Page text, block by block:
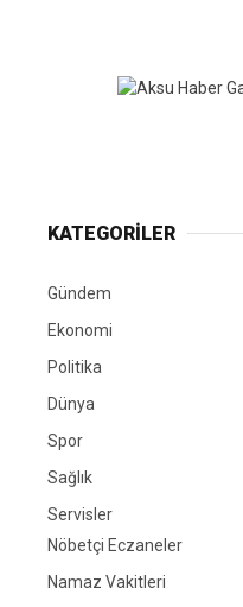
KATEGORİLER
Gündem
Ekonomi
Politika
Dünya
Spor
Sağlık
Servisler
Nöbetçi Eczaneler
Namaz Vakitleri